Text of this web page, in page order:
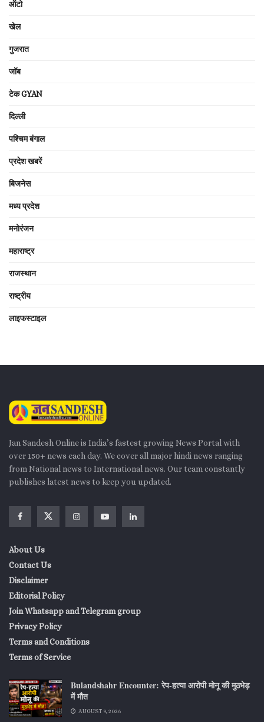
ऑटो
खेल
गुजरात
जॉब
टेक GYAN
दिल्ली
पश्चिम बंगाल
प्रदेश खबरें
बिजनेस
मध्य प्रदेश
मनोरंजन
महाराष्ट्र
राजस्थान
राष्ट्रीय
लाइफस्टाइल
Jan Sandesh Online is India’s fastest growing News Portal with
over 150+ news each day. We cover all major hindi news ranging
from National news to International news. Our team constantly
publishes latest news to keep you updated.
About Us
Contact Us
Disclaimer
Editorial Policy
Join Whatsapp and Telegram group
Privacy Policy
Terms and Conditions
Terms of Service
Bulandshahr Encounter: रेप-हत्या आरोपी मोनू की मुठभेड़
में मौत
AUGUST 9, 2026